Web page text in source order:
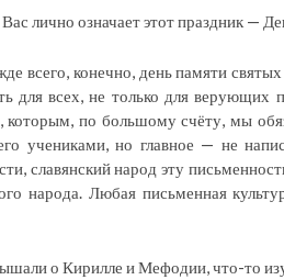
лично означает этот праздник —
всего, конечно, день памяти
для всех, не только для
которым, по большому счёту, мы
учениками, но главное — не
славянский народ эту
народа. Любая письменная
о Кирилле и Мефодии, что-то